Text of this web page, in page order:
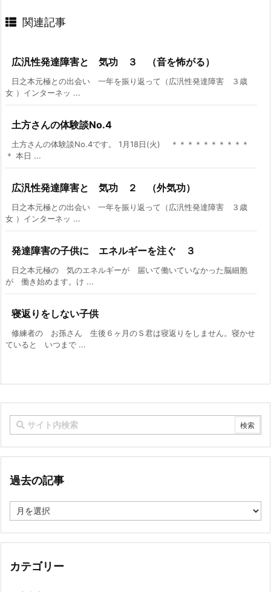
関連記事
広汎性発達障害と 気功 ３ （音を怖がる）
日之本元極との出会い 一年を振り返って（広汎性発達障害 ３歳
女 ）インターネッ ...
土方さんの体験談No.4
土方さんの体験談No.4です。 1月18日(火) ＊＊＊＊＊＊＊＊＊＊
＊ 本日 ...
広汎性発達障害と 気功 ２ （外気功）
日之本元極との出会い 一年を振り返って（広汎性発達障害 ３歳
女 ）インターネッ ...
発達障害の子供に エネルギーを注ぐ ３
日之本元極の 気のエネルギーが 届いて働いていなかった脳細胞
が 働き始めます。け ...
寝返りをしない子供
修練者の お孫さん 生後６ヶ月のＳ君は寝返りをしません。寝かせ
ていると いつまで ...
過去の記事
去
記
カテゴリー